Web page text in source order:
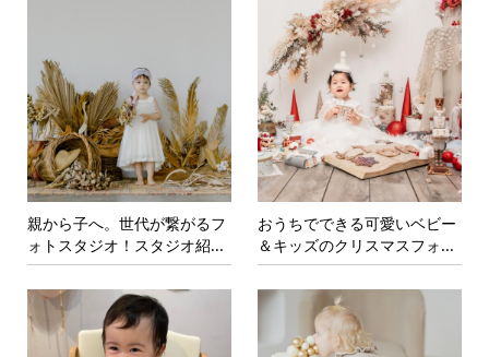
親から子へ。世代が繋がるフ
ォトスタジオ！スタジオ紹...
おうちでできる可愛いベビー
＆キッズのクリスマスフォ...